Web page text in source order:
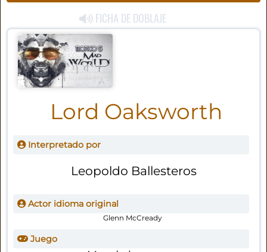
FICHA DE DOBLAJE
Lord Oaksworth
Interpretado por
Leopoldo Ballesteros
Actor idioma original
Glenn McCready
Juego